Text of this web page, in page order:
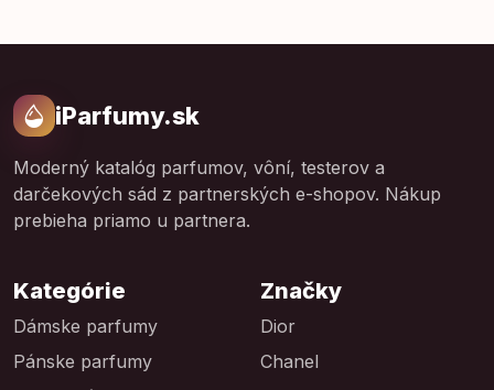
iParfumy.sk
Moderný katalóg parfumov, vôní, testerov a
darčekových sád z partnerských e-shopov. Nákup
prebieha priamo u partnera.
Kategórie
Dámske parfumy
Pánske parfumy
Značky
Dior
Chanel